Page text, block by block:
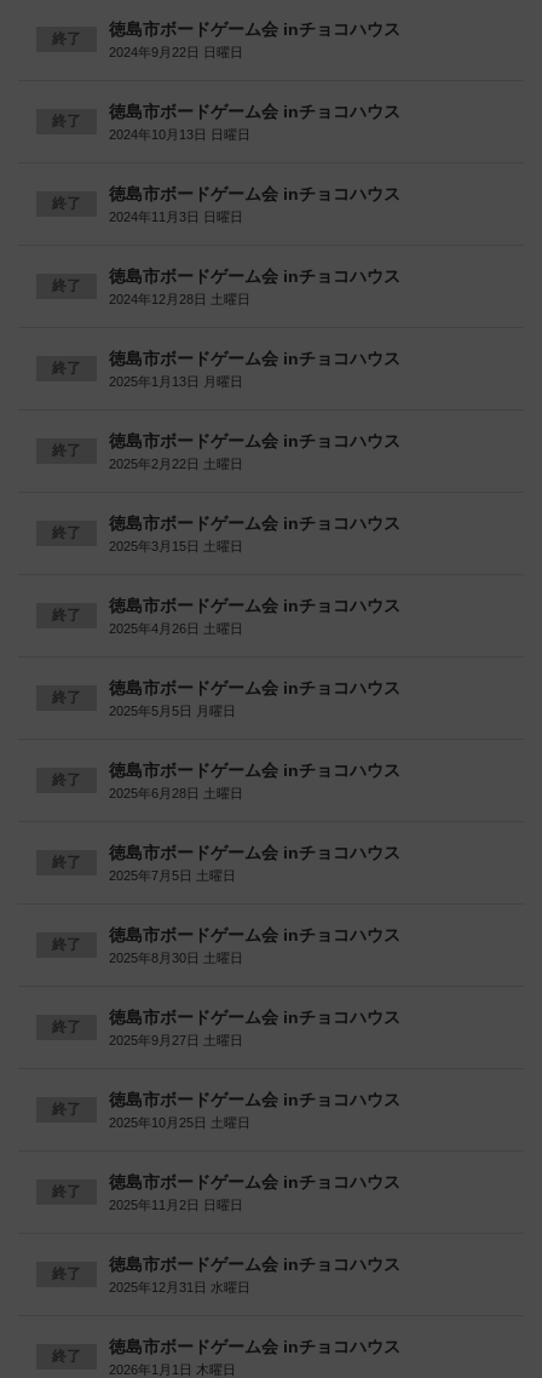
終了 徳島市ボードゲーム会 inチョコハウス
2024年9月22日 日曜日
終了 徳島市ボードゲーム会 inチョコハウス
2024年10月13日 日曜日
終了 徳島市ボードゲーム会 inチョコハウス
2024年11月3日 日曜日
終了 徳島市ボードゲーム会 inチョコハウス
2024年12月28日 土曜日
終了 徳島市ボードゲーム会 inチョコハウス
2025年1月13日 月曜日
終了 徳島市ボードゲーム会 inチョコハウス
2025年2月22日 土曜日
終了 徳島市ボードゲーム会 inチョコハウス
2025年3月15日 土曜日
終了 徳島市ボードゲーム会 inチョコハウス
2025年4月26日 土曜日
終了 徳島市ボードゲーム会 inチョコハウス
2025年5月5日 月曜日
終了 徳島市ボードゲーム会 inチョコハウス
2025年6月28日 土曜日
終了 徳島市ボードゲーム会 inチョコハウス
2025年7月5日 土曜日
終了 徳島市ボードゲーム会 inチョコハウス
2025年8月30日 土曜日
終了 徳島市ボードゲーム会 inチョコハウス
2025年9月27日 土曜日
終了 徳島市ボードゲーム会 inチョコハウス
2025年10月25日 土曜日
終了 徳島市ボードゲーム会 inチョコハウス
2025年11月2日 日曜日
終了 徳島市ボードゲーム会 inチョコハウス
2025年12月31日 水曜日
終了 徳島市ボードゲーム会 inチョコハウス
2026年1月1日 木曜日